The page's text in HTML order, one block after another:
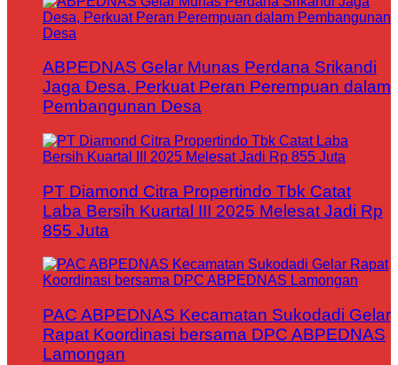
ABPEDNAS Gelar Munas Perdana Srikandi
Jaga Desa, Perkuat Peran Perempuan dalam
Pembangunan Desa
PT Diamond Citra Propertindo Tbk Catat
Laba Bersih Kuartal III 2025 Melesat Jadi Rp
855 Juta
PAC ABPEDNAS Kecamatan Sukodadi Gelar
Rapat Koordinasi bersama DPC ABPEDNAS
Lamongan